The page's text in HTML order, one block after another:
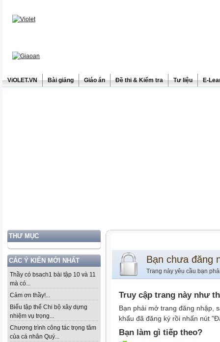
ViOLET.VN Bài giảng Giáo án Đề thi & Kiểm tra Tư liệu E-
THƯ MỤC
CÁC Ý KIẾN MỚI NHẤT
Thầy có bsach1 bài tập 10 và 11
mà có...
Cảm ơn thầy!...
Biểu tập thể Chi bộ xây dựng
nhiệm vụ trọng...
Chương trình công tác trọng tâm
của cá nhân Quý...
Bạn chưa đăng
Trang này yêu cầu bạn
Truy cập trang này như
Bạn phải mở trang đăng nhập,
khẩu đã đăng ký rồi nhấn nút
Bạn làm gì tiếp theo?